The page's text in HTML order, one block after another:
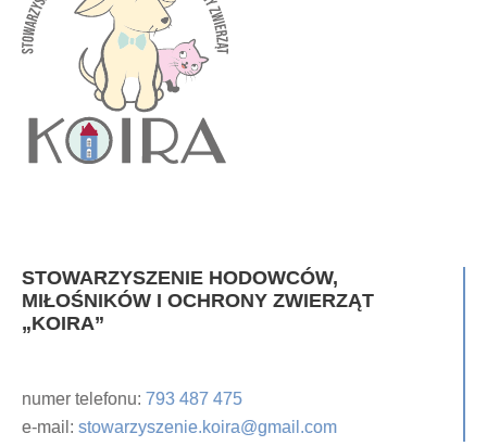
STOWARZYSZENIE HODOWCÓW,
MIŁOŚNIKÓW I OCHRONY ZWIERZĄT
„KOIRA”
numer telefonu: 793 487 475
e-mail: stowarzyszenie.koira@gmail.com